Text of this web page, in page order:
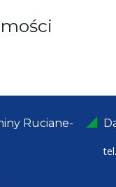
Ruciane-
tel.